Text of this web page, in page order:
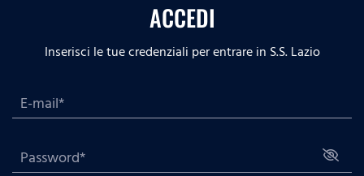
ACCEDI
Inserisci le tue credenziali per entrare in S.S. Lazio